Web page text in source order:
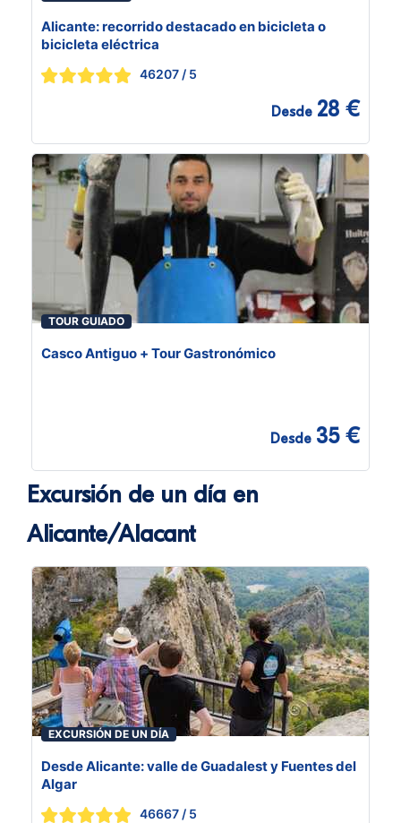
Alicante: recorrido destacado en bicicleta o
bicicleta eléctrica
46207 / 5
Desde 28 €
TOUR GUIADO
Casco Antiguo + Tour Gastronómico
Desde 35 €
Excursión de un día en
Alicante/Alacant
EXCURSIÓN DE UN DÍA
Desde Alicante: valle de Guadalest y Fuentes del
Algar
46667 / 5